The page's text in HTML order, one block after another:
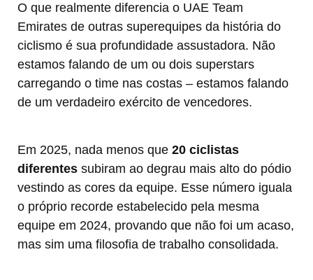
O que realmente diferencia o UAE Team
Emirates de outras superequipes da história do
ciclismo é sua profundidade assustadora. Não
estamos falando de um ou dois superstars
carregando o time nas costas – estamos falando
de um verdadeiro exército de vencedores.
Em 2025, nada menos que 20 ciclistas
diferentes subiram ao degrau mais alto do pódio
vestindo as cores da equipe. Esse número iguala
o próprio recorde estabelecido pela mesma
equipe em 2024, provando que não foi um acaso,
mas sim uma filosofia de trabalho consolidada.